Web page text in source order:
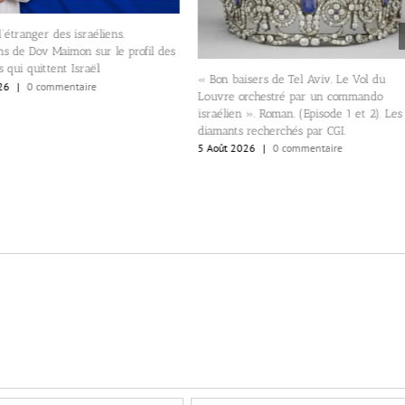
des israéliens.
de Dov Maimon sur le profil des
qui quittent Israël
| 0 commentaire
« Bon baisers de Tel Aviv. Le Vol du
Louvre orchestré par un commando
israélien ». Roman. (Episode 1 et 2). Les
diamants recherchés par CGI.
5 Août 2026 | 0 commentaire